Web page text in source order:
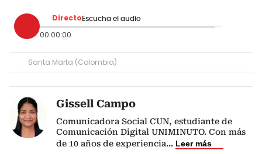
Directo Escucha el audio
00:00:00
Santa Marta (Colombia)
Gissell Campo
Comunicadora Social CUN, estudiante de
Comunicación Digital UNIMINUTO. Con más
de 10 años de experiencia... Leer más